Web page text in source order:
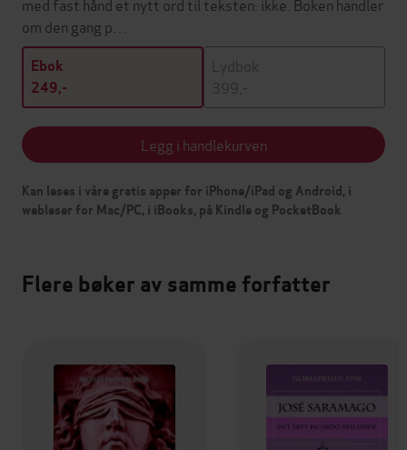
om den gang p…
Ebok
249,-
Lydbok
399,-
Legg i handlekurven
Kan leses i våre gratis apper for iPhone/iPad og Android, i
webleser for Mac/PC, i iBooks, på Kindle og PocketBook
Flere bøker av samme forfatter